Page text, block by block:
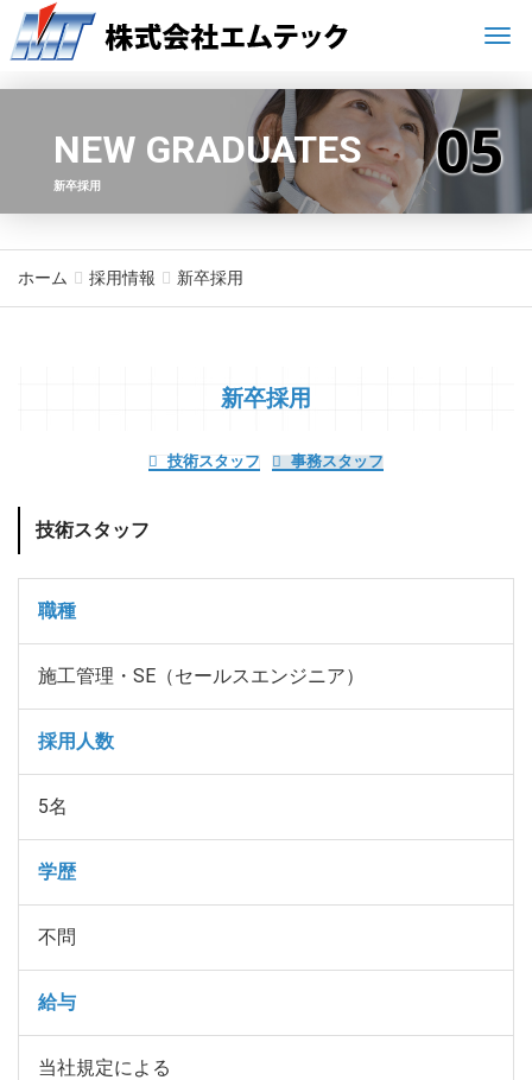
NEW GRADUATES
新卒採用
ホーム 採用情報 新卒採用
新卒採用
技術スタッフ 事務スタッフ
技術スタッフ
職種
施工管理・SE（セールスエンジニア）
採用人数
5名
学歴
不問
給与
当社規定による